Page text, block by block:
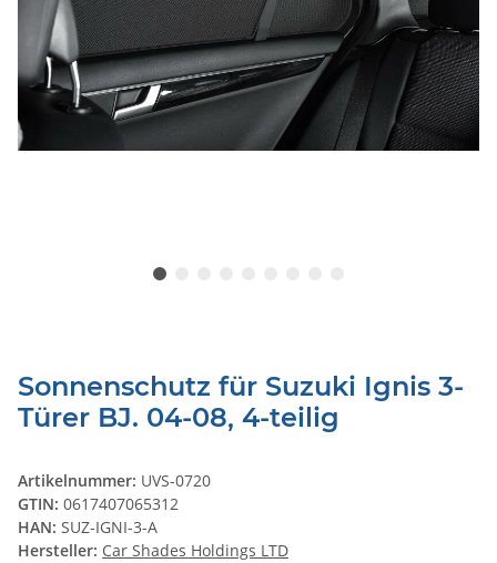
Sonnenschutz für Suzuki Ignis 3-
Türer BJ. 04-08, 4-teilig
Artikelnummer: UVS-0720
GTIN: 0617407065312
HAN: SUZ-IGNI-3-A
Hersteller: Car Shades Holdings LTD